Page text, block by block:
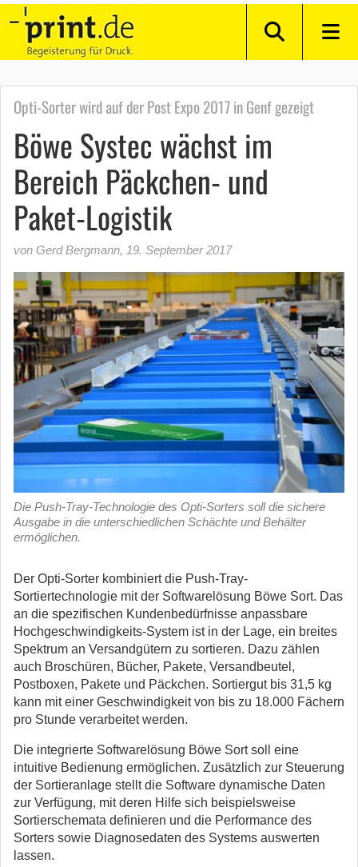
Opti-Sorter wird auf der Post Expo 2017 in Genf gezeigt
Böwe Systec wächst im
Bereich Päckchen- und
Paket-Logistik
von Gerd Bergmann, 19. September 2017
Die Push-Tray-Technologie des Opti-Sorters soll die sichere
Ausgabe in die unterschiedlichen Schächte und Behälter
ermöglichen.
Der Opti-Sorter kombiniert die Push-Tray-
Sortiertechnologie mit der Softwarelösung Böwe Sort. Das
an die spezifischen Kundenbedürfnisse anpassbare
Hochgeschwindigkeits-System ist in der Lage, ein breites
Spektrum an Versandgütern zu sortieren. Dazu zählen
auch Broschüren, Bücher, Pakete, Versandbeutel,
Postboxen, Pakete und Päckchen. Sortiergut bis 31,5 kg
kann mit einer Geschwindigkeit von bis zu 18.000 Fächern
pro Stunde verarbeitet werden.
Die integrierte Softwarelösung Böwe Sort soll eine
intuitive Bedienung ermöglichen. Zusätzlich zur Steuerung
der Sortieranlage stellt die Software dynamische Daten
zur Verfügung, mit deren Hilfe sich beispielsweise
Sortierschemata definieren und die Performance des
Sorters sowie Diagnosedaten des Systems auswerten
lassen.